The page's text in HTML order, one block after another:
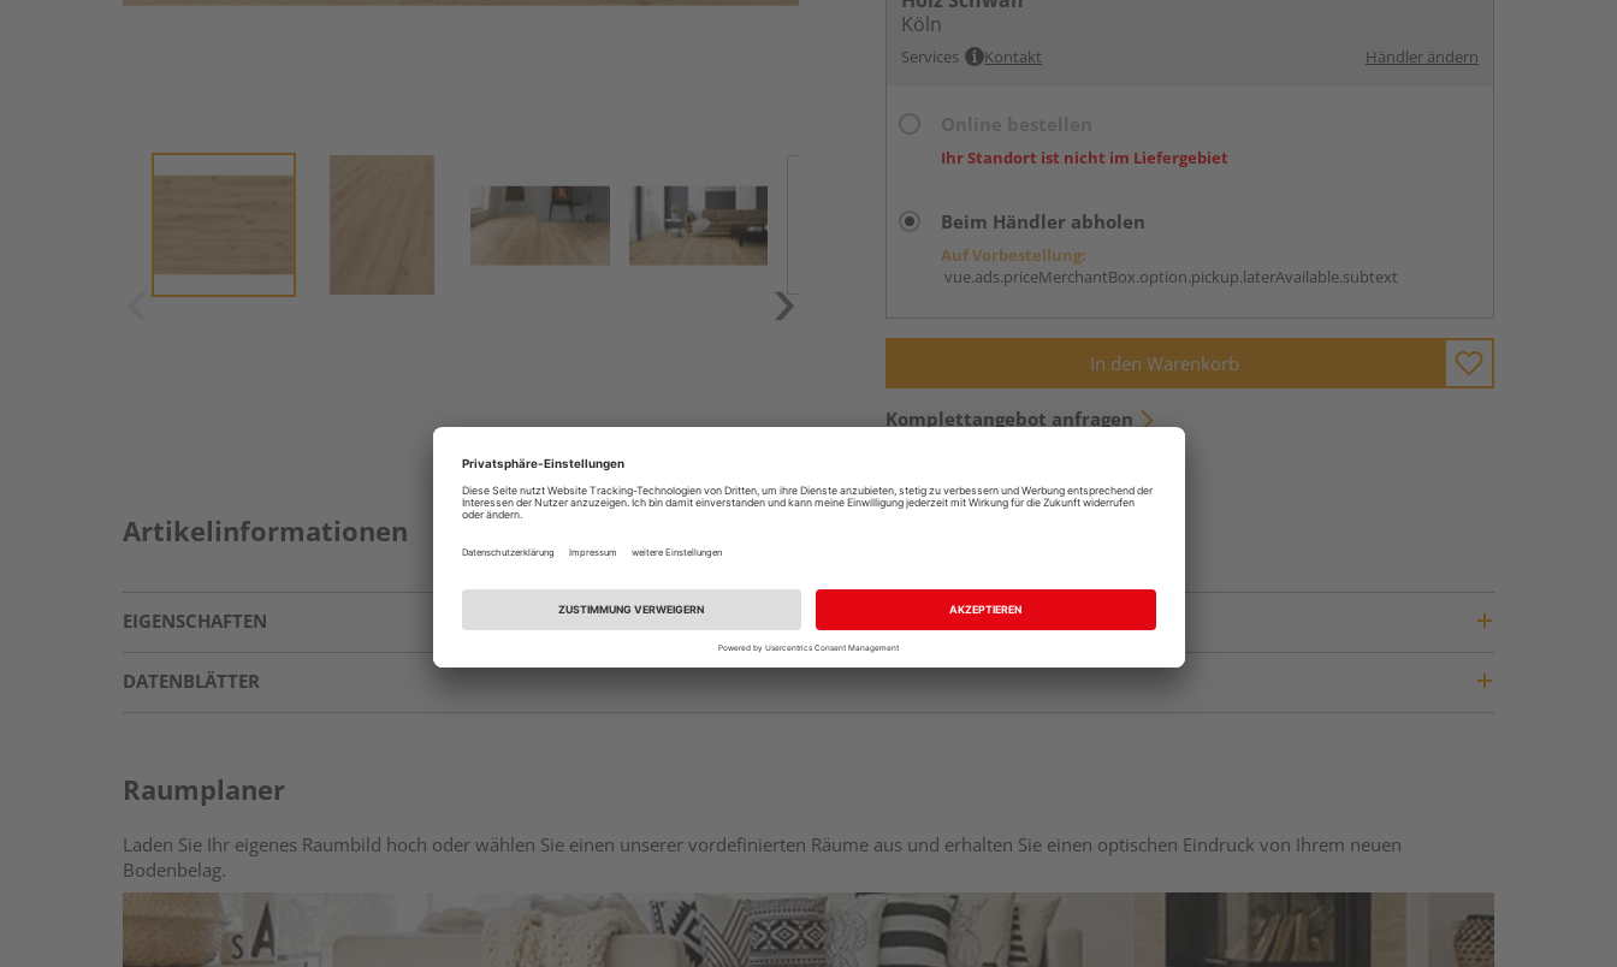
Köln
Services Kontakt Händler ändern
Ihr Standort ist nicht im Liefergebiet
Beim Händler abholen
Auf Vorbestellung:
vue.ads.priceMerchantBox.option.pickup.laterAvailable.subtext
In den Warenkorb
Komplettangebot anfragen
Artikelinformationen
EIGENSCHAFTEN
DATENBLÄTTER
Raumplaner
Laden Sie Ihr eigenes Raumbild hoch oder wählen Sie einen unserer vordefinierten Räume aus und erhalten Sie einen optischen Eindruck von Ihrem neuen
Bodenbelag.